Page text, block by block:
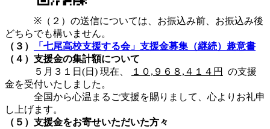
※（２）の送信については、お振込み前、お振込み後
どちらでも構いません。
（３）
「七尾高校支援する会」支援金募集（継続）趣意書
（４）支援金の集計額について
５月３１日(日) 現在、
１０,９６８,４１４円
の支援
金を受付いたしました。
全国から心温まるご支援を賜りまして、心よりお礼申
し上げます。
（５）支援金をお寄せいただいた方々